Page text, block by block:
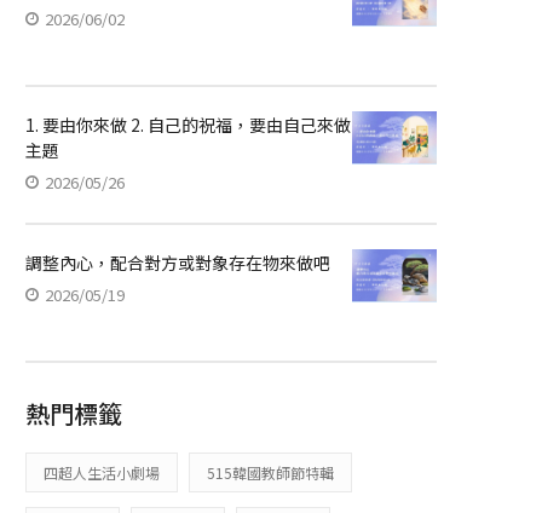
2026/06/02
1. 要由你來做 2. 自己的祝福，要由自己來做
主題
2026/05/26
調整內心，配合對方或對象存在物來做吧
2026/05/19
熱門標籤
四超人生活小劇場 515韓國教師節特輯